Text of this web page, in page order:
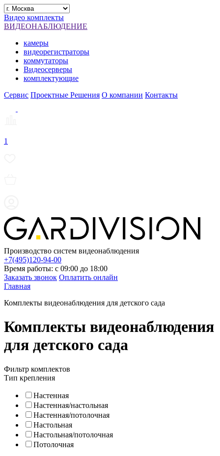
Видео комплекты
ВИДЕОНАБЛЮДЕНИЕ
камеры
видеорегистраторы
коммутаторы
Видеосерверы
комплектующие
Сервис Проектные Решения О компании Контакты
1
Производство систем видеонаблюдения
+7(495)120-94-00
Время работы: с 09:00 до 18:00
Заказать звонок Оплатить онлайн
Главная
Комплекты видеонаблюдения для детского сада
Комплекты видеонаблюдения
для детского сада
Фильтр комплектов
Тип крепления
Настенная
Настенная/настольная
Настенная/потолочная
Настольная
Настольная/потолочная
Потолочная